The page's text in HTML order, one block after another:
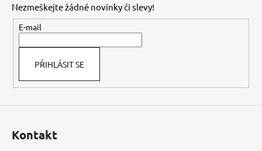
Nezmeškejte žádné novinky či slevy!
E-mail
PŘIHLÁSIT SE
Kontakt